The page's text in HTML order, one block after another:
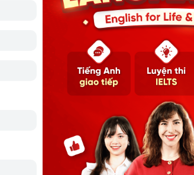
Singapore,
- I’m from _____.
Ex:I’m from Viet
Nam.
Where’s he /
- He’s / She’s from
_____.
Ex:He’s from Viet
Nam.